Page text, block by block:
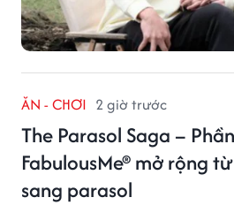
ĂN - CHƠI 2 giờ trước
The Parasol Saga –
FabulousMe® mở rộng
sang parasol